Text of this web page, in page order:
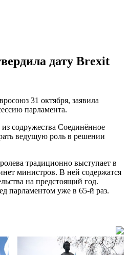
дату Brexit
31 октября, заявила
парламента.
содружества Соединённое
ведущую роль в решении
традиционно выступает в
министров. В ней содержатся
на предстоящий год.
парламентом уже в 65-й раз.